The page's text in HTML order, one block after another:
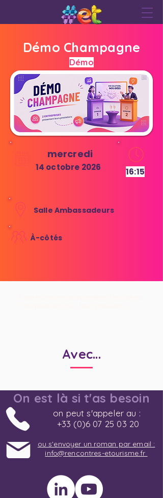
Démo Champagne
Démo
mercredi
14 octobre 2026 16:15
Salle Ambassadeurs
À-côtés
Avec...
On est là si t'as besoin
on peut s'appeler au :
+33 (0)6 07 25 03 20
ou s'envoyer un roman par email :
info@rencontres-etourisme.fr